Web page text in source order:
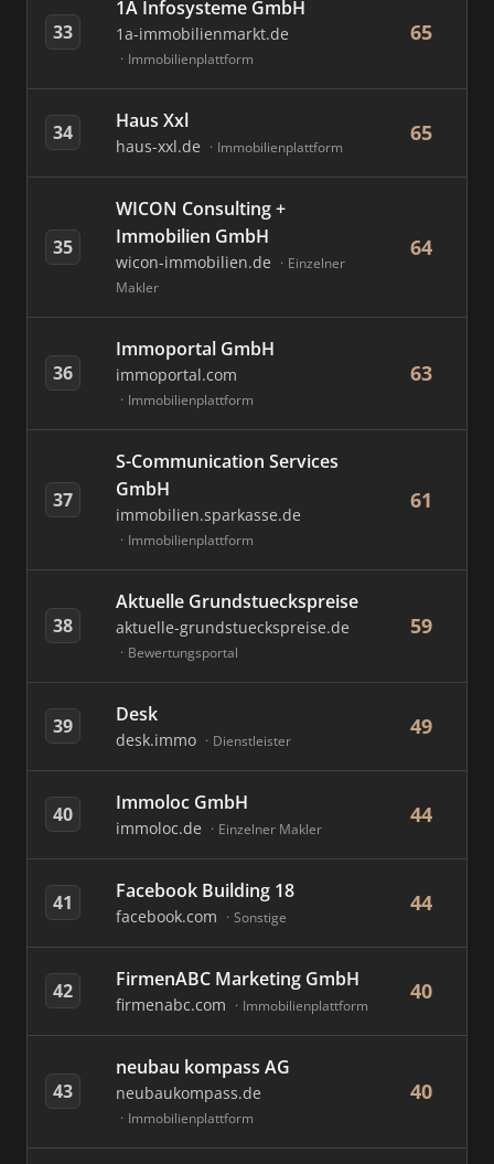
33
1A Infosysteme GmbH
1a-immobilienmarkt.de
Immobilienplattform
65
34 Haus Xxl
haus-xxl.de Immobilienplattform
65
35
WICON Consulting +
Immobilien GmbH
wicon-immobilien.de
Einzelner
Makler
64
36
Immoportal GmbH
immoportal.com
Immobilienplattform
63
37
S-Communication Services
GmbH
immobilien.sparkasse.de
Immobilienplattform
61
38
Aktuelle Grundstueckspreise
aktuelle-grundstueckspreise.de
Bewertungsportal
59
39 Desk
desk.immo Dienstleister
49
40 Immoloc GmbH
immoloc.de Einzelner Makler
44
41 Facebook Building 18
facebook.com Sonstige
44
42 FirmenABC Marketing GmbH
firmenabc.com Immobilienplattform
40
43
neubau kompass AG
neubaukompass.de
Immobilienplattform
40